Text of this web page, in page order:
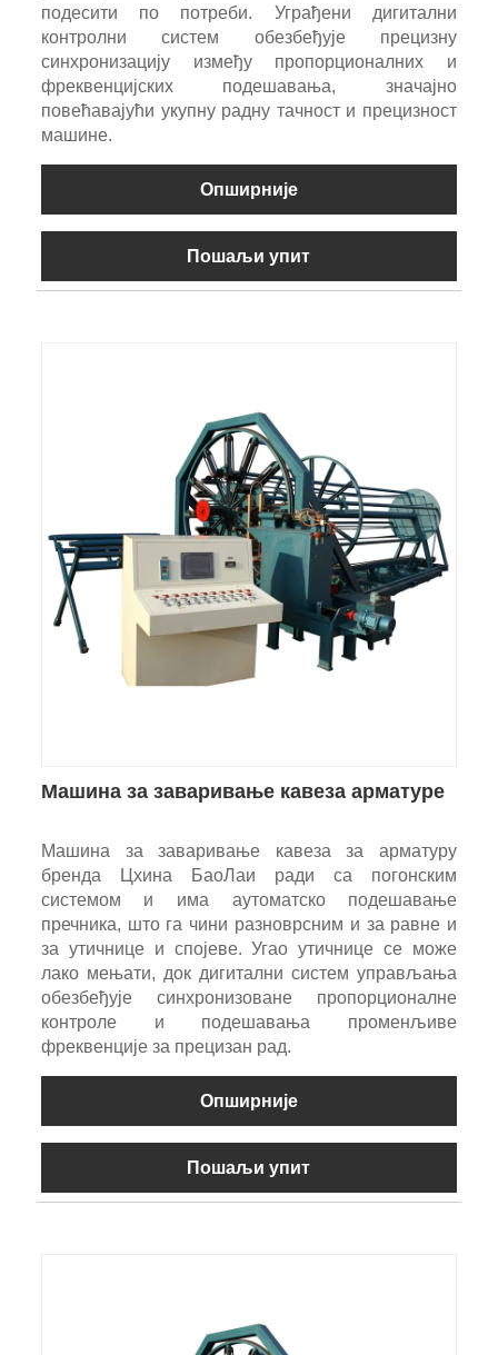
подесити по потреби. Уграђени дигитални
контролни систем обезбеђује прецизну
синхронизацију између пропорционалних и
фреквенцијских подешавања, значајно
повећавајући укупну радну тачност и прецизност
машине.
Опширније
Пошаљи упит
Машина за заваривање кавеза арматуре
Машина за заваривање кавеза за арматуру
бренда Цхина БаоЛаи ради са погонским
системом и има аутоматско подешавање
пречника, што га чини разноврсним и за равне и
за утичнице и спојеве. Угао утичнице се може
лако мењати, док дигитални систем управљања
обезбеђује синхронизоване пропорционалне
контроле и подешавања променљиве
фреквенције за прецизан рад.
Опширније
Пошаљи упит